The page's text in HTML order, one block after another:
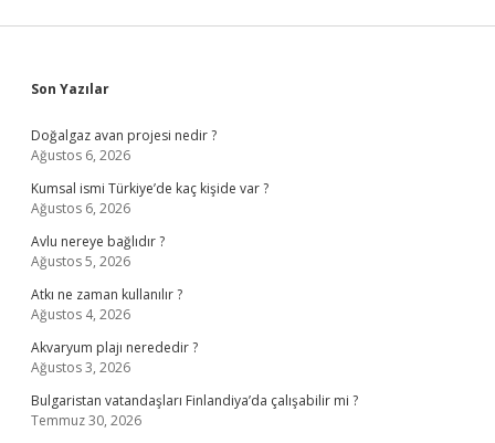
Sidebar
Son Yazılar
Doğalgaz avan projesi nedir ?
Ağustos 6, 2026
Kumsal ismi Türkiye’de kaç kişide var ?
Ağustos 6, 2026
Avlu nereye bağlıdır ?
Ağustos 5, 2026
Atkı ne zaman kullanılır ?
Ağustos 4, 2026
Akvaryum plajı nerededir ?
Ağustos 3, 2026
Bulgaristan vatandaşları Finlandiya’da çalışabilir mi ?
Temmuz 30, 2026